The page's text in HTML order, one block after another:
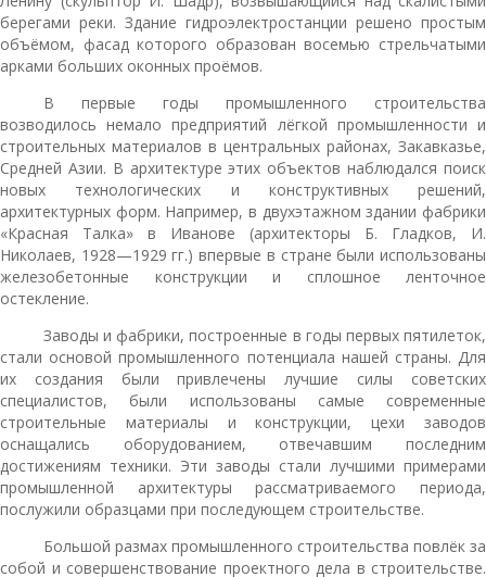
берегами реки. Здание гидроэлектростанции решено простым
объёмом, фасад которого образован восемью стрельчатыми
арками больших оконных проёмов.
В первые годы промышленного строительства
возводилось немало предприятий лёгкой промышленности и
строительных материалов в центральных районах, Закавказье,
Средней Азии. В архитектуре этих объектов наблюдался поиск
новых технологических и конструктивных решений,
архитектурных форм. Например, в двухэтажном здании фабрики
«Красная Талка» в Иванове (архитекторы Б. Гладков, И.
Николаев, 1928—1929 гг.) впервые в стране были использованы
железобетонные конструкции и сплошное ленточное
остекление.
Заводы и фабрики, построенные в годы первых пятилеток,
стали основой промышленного потенциала нашей страны. Для
их создания были привлечены лучшие силы советских
специалистов, были использованы самые современные
строительные материалы и конструкции, цехи заводов
оснащались оборудованием, отвечавшим последним
достижениям техники. Эти заводы стали лучшими примерами
промышленной архитектуры рассматриваемого периода,
послужили образцами при последующем строительстве.
Большой размах промышленного строительства повлёк за
собой и совершенствование проектного дела в строительстве.